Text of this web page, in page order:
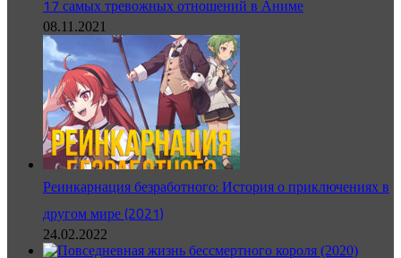
17 самых тревожных отношений в Аниме
08.11.2021
Реинкарнация безработного: История о приключениях в
другом мире (2021)
24.02.2022